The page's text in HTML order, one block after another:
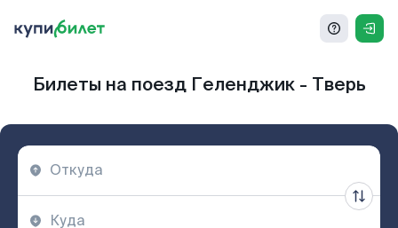
Билеты на поезд Геленджик - Тверь